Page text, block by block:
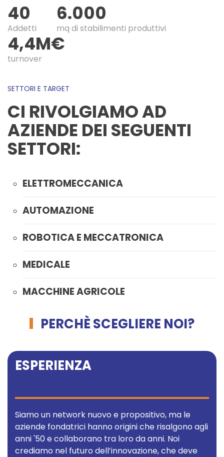
SETTORI E TARGET
CI RIVOLGIAMO AD
AZIENDE DEI SEGUENTI
SETTORI:
ELETTROMECCANICA
AUTOMAZIONE
ROBOTICA E MECCATRONICA
MEDICALE
MACCHINE AGRICOLE
40
Addetti
6.000
mq di stabilimenti produttivi
4,4M€
turnover
PERCHÈ SCEGLIERE NOI?
ESPERIENZA
Siamo un network nuovo e propositivo, ma le
aziende fondatrici hanno origini che risalgono agli
anni '50 e collaborano tra loro da anni. Noi
crediamo nel futuro dell’innovazione, che deve